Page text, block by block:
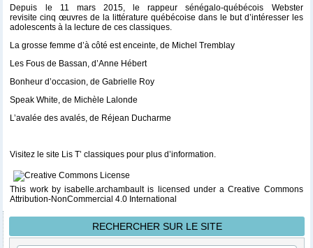
Depuis le 11 mars 2015, le rappeur sénégalo-québécois Webster
revisite cinq œuvres de la littérature québécoise dans le but d’intéresser les
adolescents à la lecture de ces classiques.
La grosse femme d’à côté est enceinte, de Michel Tremblay
Les Fous de Bassan, d’Anne Hébert
Bonheur d’occasion, de Gabrielle Roy
Speak White, de Michèle Lalonde
L’avalée des avalés, de Réjean Ducharme
Visitez le site Lis T’ classiques pour plus d’information.
This workbyisabelle.archambaultis licensed under aCreative Commons
Attribution-NonCommercial 4.0 International
RECHERCHER SUR LE SITE